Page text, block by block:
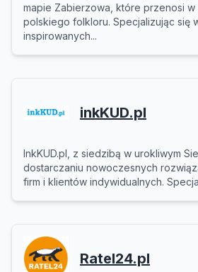
mapie Zabierzowa, które przenosi w
polskiego folkloru. Specjalizując się
inspirowanych...
inkKUD.pl
InkKUD.pl, z siedzibą w urokliwym
dostarczaniu nowoczesnych
firm i klientów indywidualnych.
Ratel24.pl